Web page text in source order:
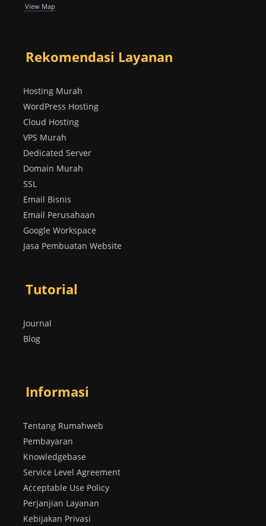
View Map
Rekomendasi Layanan
Hosting Murah
WordPress Hosting
Cloud Hosting
VPS Murah
Dedicated Server
Domain Murah
SSL
Email Bisnis
Email Perusahaan
Google Workspace
Jasa Pembuatan Website
Tutorial
Journal
Blog
Informasi
Tentang Rumahweb
Pembayaran
Knowledgebase
Service Level Agreement
Acceptable Use Policy
Perjanjian Layanan
Kebijakan Privasi